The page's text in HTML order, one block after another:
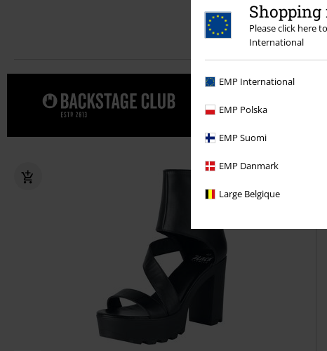
Please click here
International
EMP International
EMP Polska
EMP Suomi
EMP Danmark
Large Belgique
Gönn' dir jetzt